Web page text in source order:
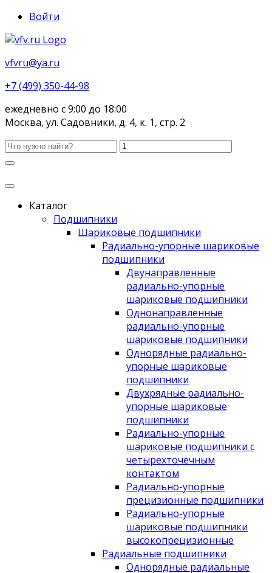
Войти
vfvru@ya.ru
+7 (499) 350-44-98
ежедневно с 9:00 до 18:00
Москва, ул. Садовники, д. 4, к. 1, стр. 2
Каталог
Подшипники
Шариковые подшипники
Радиально-упорные шариковые
подшипники
Двунаправленные
радиально-упорные
шариковые подшипники
Однонаправленные
радиально-упорные
шариковые подшипники
Однорядные радиально-
упорные шариковые
подшипники
Двухрядные радиально-
упорные шариковые
подшипники
Радиально-упорные
шариковые подшипники с
четырехточечным
контактом
Радиально-упорные
прецизионные подшипники
Радиально-упорные
шариковые подшипники
высокопрецизионные
Радиальные подшипники
Однорядные радиальные